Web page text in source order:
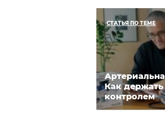
СТАТЬЯ ПО ТЕМЕ
Как
контролем